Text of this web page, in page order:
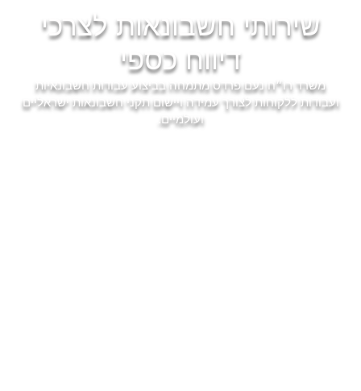
שירותי חשבונאות לצרכי
דיווח כספי
משרד רו״ח נעם פרדס מתמחה בביצוע עבודות חשבונאיות
ועבודות ללקוחות לצורך עמידה ויישום תקני חשבונאות ישראליים
ועולמיים.